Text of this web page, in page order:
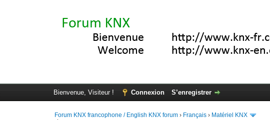
Bienvenue, Visiteur ! Connexion S’enregistrer
Forum KNX francophone / English KNX forum › Français › Matériel KNX